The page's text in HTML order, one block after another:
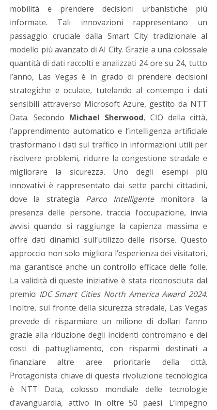
mobilità e prendere decisioni urbanistiche più
informate. Tali innovazioni rappresentano un
passaggio cruciale dalla Smart City tradizionale al
modello più avanzato di AI City. Grazie a una colossale
quantità di dati raccolti e analizzati 24 ore su 24, tutto
l’anno, Las Vegas è in grado di prendere decisioni
strategiche e oculate, tutelando al contempo i dati
sensibili attraverso Microsoft Azure, gestito da NTT
Data. Secondo Michael Sherwood, CIO della città,
l’apprendimento automatico e l’intelligenza artificiale
trasformano i dati sul traffico in informazioni utili per
risolvere problemi, ridurre la congestione stradale e
migliorare la sicurezza. Uno degli esempi più
innovativi è rappresentato dai sette parchi cittadini,
dove la strategia Parco Intelligentemonitora la
presenza delle persone, traccia l’occupazione, invia
avvisi quando si raggiunge la capienza massima e
offre dati dinamici sull’utilizzo delle risorse. Questo
approccio non solo migliora l’esperienza dei visitatori,
ma garantisce anche un controllo efficace delle folle.
La validità di queste iniziative è stata riconosciuta dal
premio IDC Smart Cities North America Award 2024.
Inoltre, sul fronte della sicurezza stradale, Las Vegas
prevede di risparmiare un milione di dollari l’anno
grazie alla riduzione degli incidenti contromano e dei
costi di pattugliamento, con risparmi destinati a
finanziare altre aree prioritarie della città.
Protagonista chiave di questa rivoluzione tecnologica
è NTT Data, colosso mondiale delle tecnologie
d’avanguardia, attivo in oltre 50 paesi. L’impegno